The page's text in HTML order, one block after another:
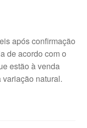
após confirmação
de acordo com o
estão à venda
natural.